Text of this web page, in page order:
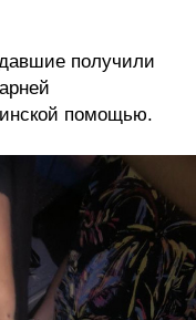
получили
помощью.